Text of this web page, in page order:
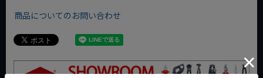
商品についてのお問い合わせ